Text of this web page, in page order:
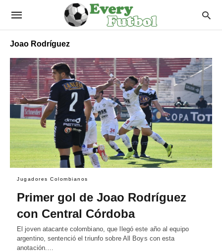
Joao Rodríguez
Jugadores Colombianos
Primer gol de Joao Rodríguez
con Central Córdoba
El joven atacante colombiano, que llegó este año al equipo
argentino, sentenció el triunfo sobre All Boys con esta
anotación.…